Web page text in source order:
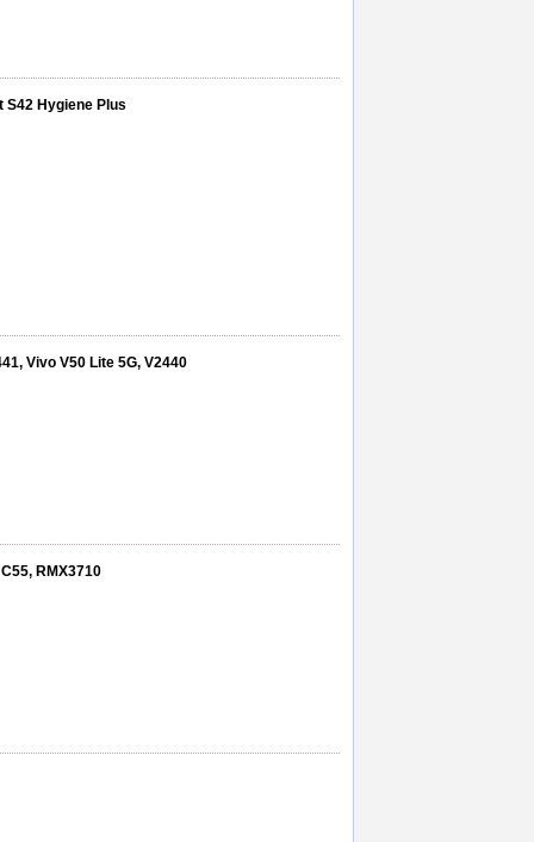
S42 Hygiene Plus
Vivo V50 Lite 5G, V2440
RMX3710